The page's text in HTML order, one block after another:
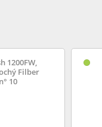
1200FW,
Filber
10